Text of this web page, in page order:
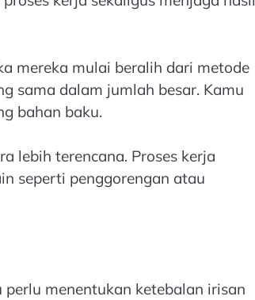
mereka mulai beralih dari metode
sama dalam jumlah besar. Kamu
bahan baku.
lebih terencana. Proses kerja
seperti penggorengan atau
menentukan ketebalan irisan